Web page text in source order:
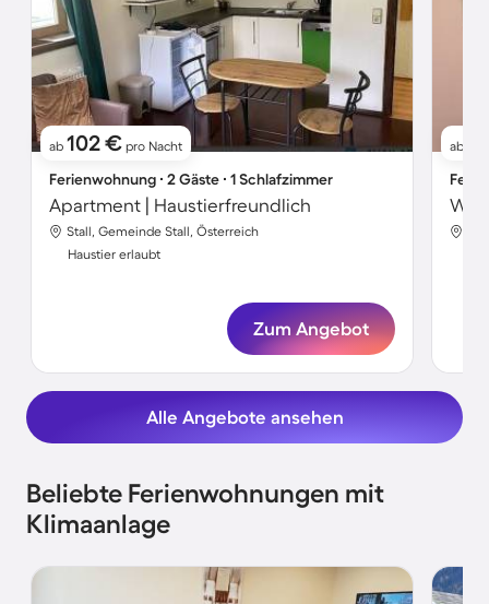
ab 102 € pro Nacht
Ferienwohnung ∙ 2 Gäste ∙ 1 Schlafzimmer
Apartment | Haustierfreundlich
Stall, Gemeinde Stall, Österreich
Haustier erlaubt
Zum Angebot
ab
Alle Angebote ansehen
Beliebte Ferienwohnungen mit
Klimaanlage